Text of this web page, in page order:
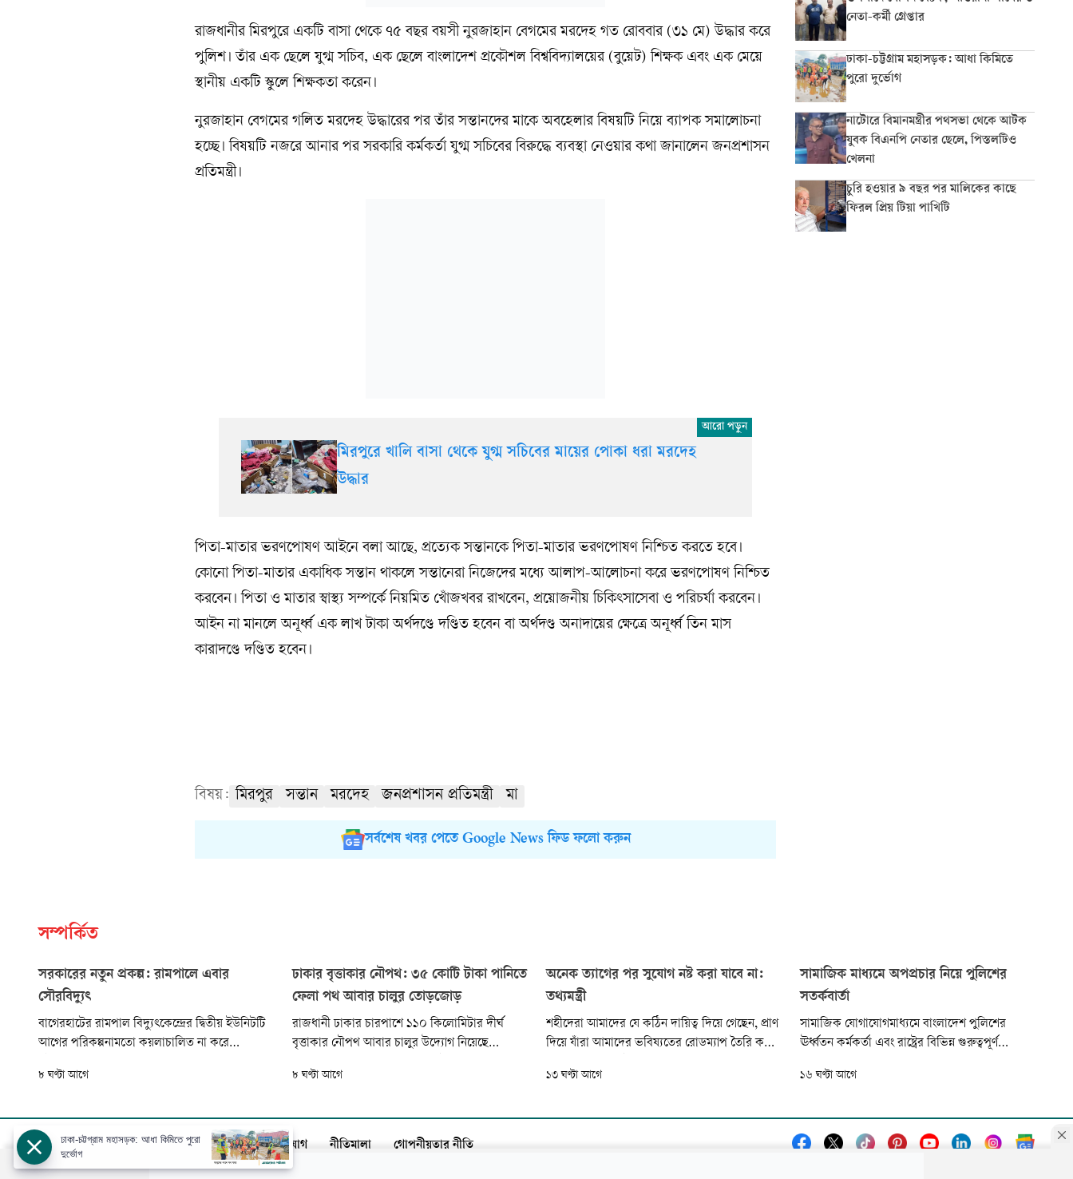
রাজধানীর মিরপুরে একটি বাসা থেকে ৭৫ বছর বয়সী নুরজাহান বেগমের মরদেহ গত রোববার (৩১ মে) উদ্ধার করে
পুলিশ। তাঁর এক ছেলে যুগ্ম সচিব, এক ছেলে বাংলাদেশ প্রকৌশল বিশ্ববিদ্যালয়ের (বুয়েট) শিক্ষক এবং এক মেয়ে
স্থানীয় একটি স্কুলে শিক্ষকতা করেন।
নুরজাহান বেগমের গলিত মরদেহ উদ্ধারের পর তাঁর সন্তানদের মাকে অবহেলার বিষয়টি নিয়ে ব্যাপক সমালোচনা
হচ্ছে। বিষয়টি নজরে আনার পর সরকারি কর্মকর্তা যুগ্ম সচিবের বিরুদ্ধে ব্যবস্থা নেওয়ার কথা জানালেন জনপ্রশাসন
প্রতিমন্ত্রী।
মিরপুরে খালি বাসা থেকে যুগ্ম সচিবের মায়ের পোকা ধরা মরদেহ
উদ্ধার
পিতা-মাতার ভরণপোষণ আইনে বলা আছে, প্রত্যেক সন্তানকে পিতা-মাতার ভরণপোষণ নিশ্চিত করতে হবে।
কোনো পিতা-মাতার একাধিক সন্তান থাকলে সন্তানেরা নিজেদের মধ্যে আলাপ-আলোচনা করে ভরণপোষণ নিশ্চিত
করবেন। পিতা ও মাতার স্বাস্থ্য সম্পর্কে নিয়মিত খোঁজখবর রাখবেন, প্রয়োজনীয় চিকিৎসাসেবা ও পরিচর্যা করবেন।
আইন না মানলে অনূর্ধ্ব এক লাখ টাকা অর্থদণ্ডে দণ্ডিত হবেন বা অর্থদণ্ড অনাদায়ের ক্ষেত্রে অনূর্ধ্ব তিন মাস
কারাদণ্ডে দণ্ডিত হবেন।
বিষয়: মিরপুর সন্তান মরদেহ জনপ্রশাসন প্রতিমন্ত্রী মা
সর্বশেষ খবর পেতে Google News ফিড ফলো করুন
নেতা-কর্মী গ্রেপ্তার
ঢাকা-চট্টগ্রাম মহাসড়ক: আধা কিমিতে
পুরো দুর্ভোগ
নাটোরে বিমানমন্ত্রীর পথসভা থেকে আটক
যুবক বিএনপি নেতার ছেলে, পিস্তলটিও
খেলনা
চুরি হওয়ার ৯ বছর পর মালিকের কাছে
ফিরল প্রিয় টিয়া পাখিটি
সম্পর্কিত
সরকারের নতুন প্রকল্প: রামপালে এবার
সৌরবিদ্যুৎ
বাগেরহাটের রামপাল বিদ্যুৎকেন্দ্রের দ্বিতীয় ইউনিটটি
আগের পরিকল্পনামতো কয়লাচালিত না করে
সরকার। জ্বালানি ও খনিজ সম্পদ বিভাগ রামপালে
নির্মাণে ব্যয় ধরেছে আড়াই হাজার কোটি টাকার কিছু
বেশি।
৮ ঘণ্টা আগে
ঢাকার বৃত্তাকার নৌপথ: ৩৫ কোটি টাকা পানিতে
ফেলা পথ আবার চালুর তোড়জোড়
রাজধানী ঢাকার চারপাশে ১১০ কিলোমিটার দীর্ঘ
বৃত্তাকার নৌপথ আবার চালুর উদ্যোগ নিয়েছে
হয়েছিল তৎকালীন সরকার। সেখানে ঢালা অর্থের প্রায়
৮ ঘণ্টা আগে
অনেক ত্যাগের পর সুযোগ নষ্ট করা যাবে না:
তথ্যমন্ত্রী
শহীদেরা আমাদের যে কঠিন দায়িত্ব দিয়ে গেছেন, প্রাণ
দিয়ে যাঁরা আমাদের ভবিষ্যতের রোডম্যাপ তৈরি করে
চলতে হয়, তাহলে এত বালখিল্যতা নিয়ে কিন্তু চলা
১৩ ঘণ্টা আগে
সামাজিক মাধ্যমে অপপ্রচার নিয়ে পুলিশের
সতর্কবার্তা
সামাজিক যোগাযোগমাধ্যমে বাংলাদেশ পুলিশের
ঊর্ধ্বতন কর্মকর্তা এবং রাষ্ট্রের বিভিন্ন গুরুত্বপূর্ণ
উসকানিমূলক তথ্য ছড়ানো হচ্ছে বলে দাবি করেছে
গুজব বিশ্বাস, শেয়ার বা প্রচার থেকে বিরত থাকার
জন্য জনগণের
১৬ ঘণ্টা আগে
আজকের পত্রিকা বিজ্ঞাপন সার্কুলেশন যোগাযোগ নীতিমালা গোপনীয়তার নীতি
ঢাকা-চট্টগ্রাম মহাসড়ক: আধা কিমিতে পুরো
দুর্ভোগ